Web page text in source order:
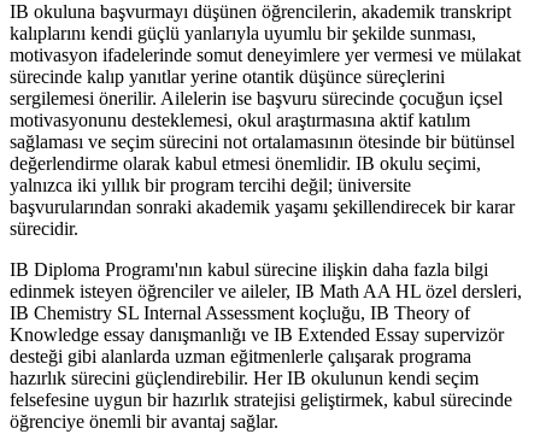
IB okuluna başvurmayı düşünen öğrencilerin, akademik transkript
kalıplarını kendi güçlü yanlarıyla uyumlu bir şekilde sunması,
motivasyon ifadelerinde somut deneyimlere yer vermesi ve mülakat
sürecinde kalıp yanıtlar yerine otantik düşünce süreçlerini
sergilemesi önerilir. Ailelerin ise başvuru sürecinde çocuğun içsel
motivasyonunu desteklemesi, okul araştırmasına aktif katılım
sağlaması ve seçim sürecini not ortalamasının ötesinde bir bütünsel
değerlendirme olarak kabul etmesi önemlidir. IB okulu seçimi,
yalnızca iki yıllık bir program tercihi değil; üniversite
başvurularından sonraki akademik yaşamı şekillendirecek bir karar
sürecidir.
IB Diploma Programı'nın kabul sürecine ilişkin daha fazla bilgi
edinmek isteyen öğrenciler ve aileler, IB Math AA HL özel dersleri,
IB Chemistry SL Internal Assessment koçluğu, IB Theory of
Knowledge essay danışmanlığı ve IB Extended Essay supervizör
desteği gibi alanlarda uzman eğitmenlerle çalışarak programa
hazırlık sürecini güçlendirebilir. Her IB okulunun kendi seçim
felsefesine uygun bir hazırlık stratejisi geliştirmek, kabul sürecinde
öğrenciye önemli bir avantaj sağlar.